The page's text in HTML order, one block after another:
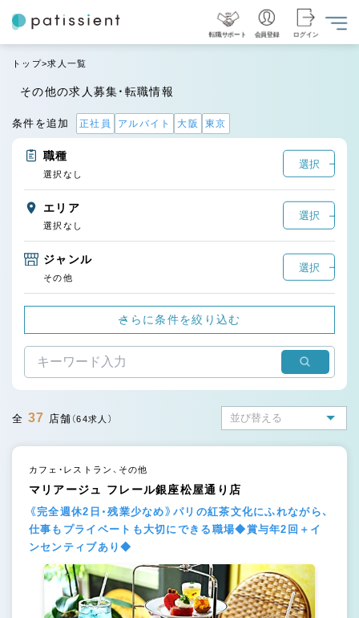
転職サポート 会員登録 ログイン
トップ 求人一覧
その他の求人募集・転職情報
条件を追加 正社員 アルバイト 大阪 東京
職種
選択
選択なし
エリア
選択
選択なし
ジャンル
選択
その他
さらに条件を絞り込む
全 37 店舗 （64求人）
カフェ・レストラン、その他
マリアージュ フレール銀座松屋通り店
《完全週休2日・残業少なめ》パリの紅茶文化にふれながら、
仕事もプライベートも大切にできる職場◆賞与年2回＋イ
ンセンティブあり◆